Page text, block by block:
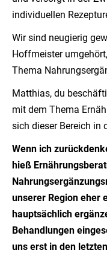
individuellen
Wir sind neugierig
Hoffmeister
Thema
Matthias, du
mit dem Thema
sich dieser Bereich in
Wenn ich
hieß
unserer Region eher
hauptsächlich
Behandlungen
uns erst in den